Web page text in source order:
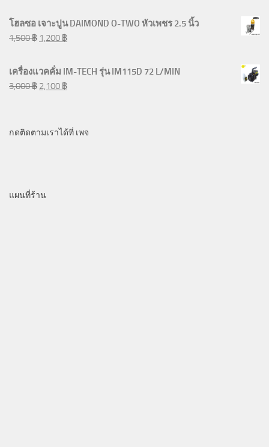
โฮลซอ เจาะปูน DAIMOND O-TWO หัวเพชร 2.5 นิ้ว
1,500฿ 1,200 ฿
เครื่องแวคคั่ม IM-TECH รุ่น IM115D 72 L/MIN
3,000฿ 2,100 ฿
กดติดตามเราได้ที่ เพจ
แผนที่ร้าน